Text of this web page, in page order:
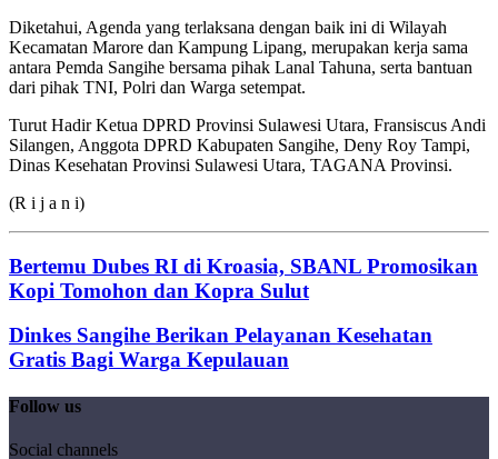
Diketahui, Agenda yang terlaksana dengan baik ini di Wilayah
Kecamatan Marore dan Kampung Lipang, merupakan kerja sama
antara Pemda Sangihe bersama pihak Lanal Tahuna, serta bantuan
dari pihak TNI, Polri dan Warga setempat.
Turut Hadir Ketua DPRD Provinsi Sulawesi Utara, Fransiscus Andi
Silangen, Anggota DPRD Kabupaten Sangihe, Deny Roy Tampi,
Dinas Kesehatan Provinsi Sulawesi Utara, TAGANA Provinsi.
(R i j a n i)
Bertemu Dubes RI di Kroasia, SBANL Promosikan
Kopi Tomohon dan Kopra Sulut
Dinkes Sangihe Berikan Pelayanan Kesehatan
Gratis Bagi Warga Kepulauan
Follow us
Social channels